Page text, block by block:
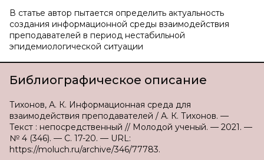
В статье автор пытается определить актуальность
создания информационной среды взаимодействия
преподавателей в период нестабильной
эпидемиологической ситуации
Библиографическое описание
Тихонов, А. К. Информационная среда для
взаимодействия преподавателей / А. К. Тихонов. —
Текст : непосредственный // Молодой ученый. — 2021. —
№ 4 (346). — С. 17-20. — URL:
https://moluch.ru/archive/346/77783.